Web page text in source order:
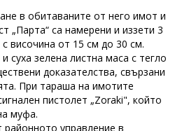
в обитаваните от него имот и
„Парта“ са намерени и иззети 3
височина от 15 см до 30 см.
суха зелена листна маса с тегло
доказателства, свързани
При тараша на имотите
пистолет „Zoraki", който
муфа.
управление в